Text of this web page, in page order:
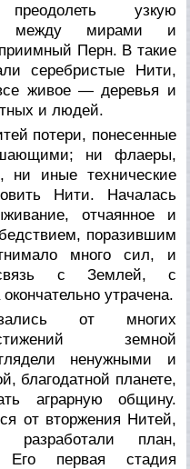
узкую
между мирами и
Перн. В такие
серебристые Нити,
живое — деревья и
и людей.
потери, понесенные
ни флаеры,
ни иные технические
Нити. Началась
отчаянное и
поразившим
много сил, и
связь с Землей, с
утрачена.
от многих
земной
ненужными и
благодатной планете,
аграрную общину.
от вторжения Нитей,
разработали план,
Его первая стадия